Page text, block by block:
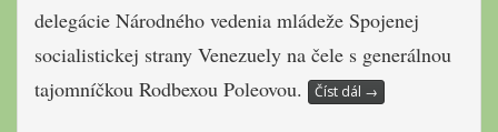
delegácie Národného vedenia mládeže Spojenej
socialistickej strany Venezuely na čele s generálnou
tajomníčkou Rodbexou Poleovou.
Číst dál →